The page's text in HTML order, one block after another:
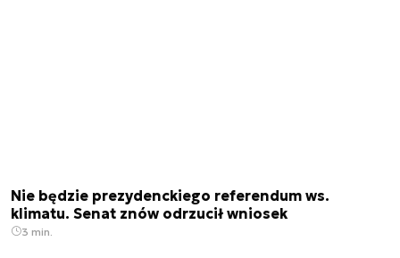
Nie będzie prezydenckiego referendum ws.
klimatu. Senat znów odrzucił wniosek
3 min.